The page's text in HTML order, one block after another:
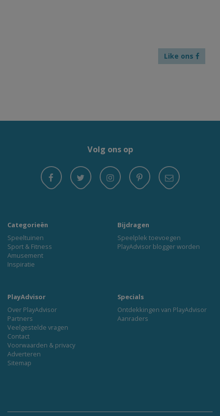
Like ons
Volg ons op
Categorieën
Speeltuinen
Sport & Fitness
Amusement
Inspiratie
Bijdragen
Speelplek toevoegen
PlayAdvisor blogger worden
PlayAdvisor
Over PlayAdvisor
Partners
Veelgestelde vragen
Contact
Voorwaarden & privacy
Adverteren
Sitemap
Specials
Ontdekkingen van PlayAdvisor
Aanraders